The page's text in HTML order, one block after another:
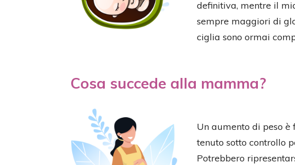
definitiva, mentre il
sempre maggiori di
ciglia sono ormai
Cosa succede alla mamma?
Un aumento di peso è
tenuto sotto controllo
Potrebbero